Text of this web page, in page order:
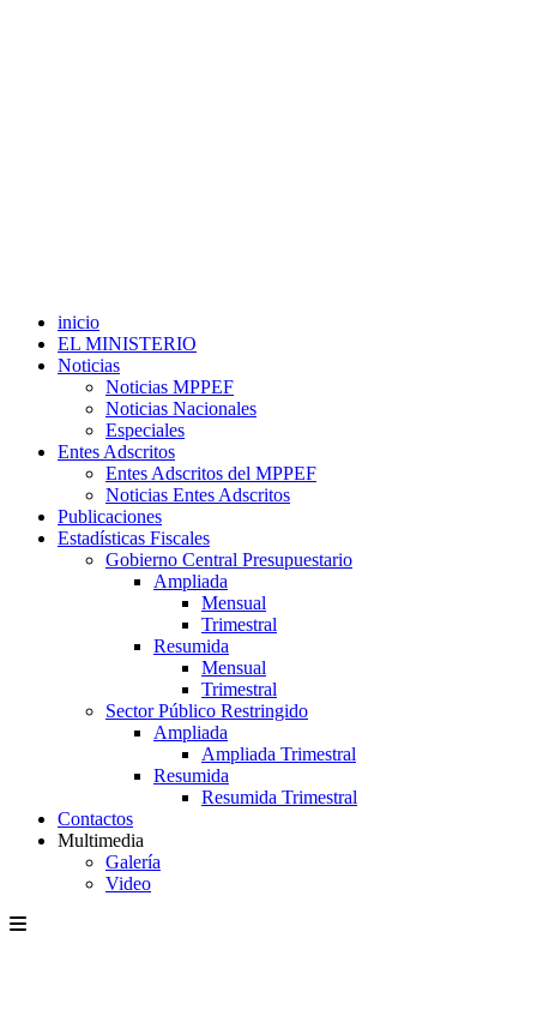
inicio
EL MINISTERIO
Noticias
Noticias MPPEF
Noticias Nacionales
Especiales
Entes Adscritos
Entes Adscritos del MPPEF
Noticias Entes Adscritos
Publicaciones
Estadísticas Fiscales
Gobierno Central Presupuestario
Ampliada
Mensual
Trimestral
Resumida
Mensual
Trimestral
Sector Público Restringido
Ampliada
Ampliada Trimestral
Resumida
Resumida Trimestral
Contactos
Multimedia
Galería
Video